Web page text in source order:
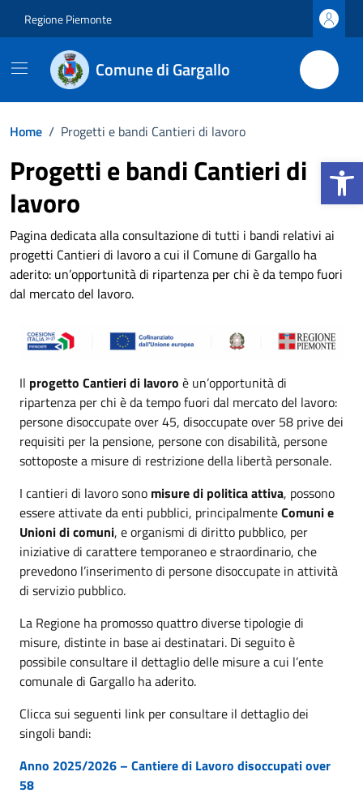
Apri la
Regione Piemonte
Comune di Gargallo
Home / Progetti e bandi Cantieri di lavoro
Progetti e bandi Cantieri di
lavoro
Pagina dedicata alla consultazione di tutti i bandi relativi ai
progetti Cantieri di lavoro a cui il Comune di Gargallo ha
aderito: un’opportunità di ripartenza per chi è da tempo fuori
dal mercato del lavoro.
Il progetto Cantieri di lavoro è un’opportunità di
ripartenza per chi è da tempo fuori dal mercato del lavoro:
persone disoccupate over 45, disoccupate over 58 prive dei
requisiti per la pensione, persone con disabilità, persone
sottoposte a misure di restrizione della libertà personale.
I cantieri di lavoro sono misure di politica attiva, possono
essere attivate da enti pubblici, principalmenteComuni e
Unioni di comuni, e organismi di diritto pubblico, per
iniziative di carattere temporaneo e straordinario, che
prevedono l’inserimento di persone disoccupate in attività
di servizio pubblico.
La Regione ha promosso quattro diverse tipologie di
misure, distinte in base ai destinatari. Di seguito è
possibile consultare il dettaglio delle misure a cui l’ente
comunale di Gargallo ha aderito.
Clicca sui seguenti link per consultare il dettaglio dei
singoli bandi:
Anno 2025/2026 – Cantiere di Lavoro disoccupati over
58